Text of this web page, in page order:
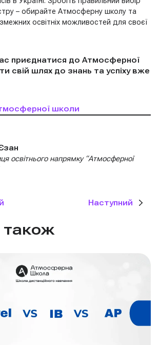
– обирайте Атмосферну школу та
освітніх можливостей для своєї
приєднатися до Атмосферної
свій шлях до знань та успіху вже
школи
освітнього напрямку “Атмосферної
Наступний